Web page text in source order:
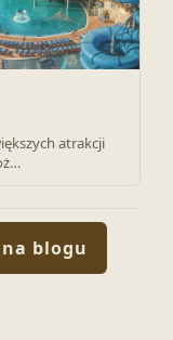
atrakcji
blogu